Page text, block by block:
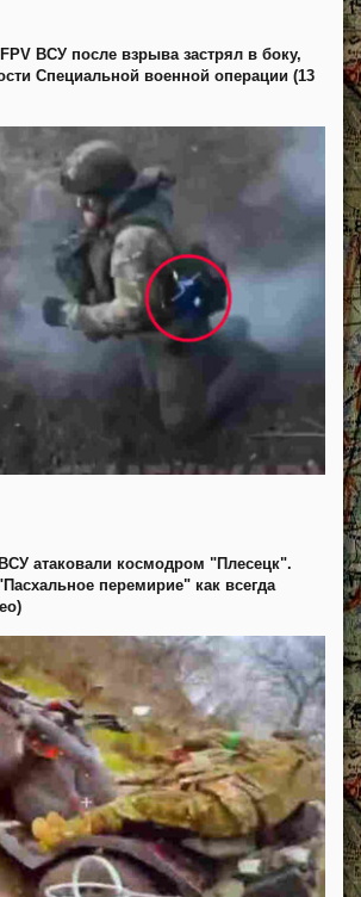
ВСУ после взрыва застрял в боку,
Специальной военной операции (13
атаковали космодром "Плесецк".
перемирие" как всегда